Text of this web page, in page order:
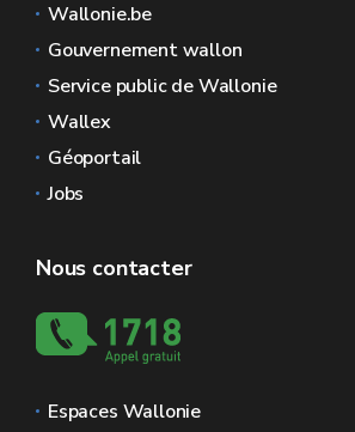
Wallonie.be
Gouvernement wallon
Service public de Wallonie
Wallex
Géoportail
Jobs
Nous contacter
Espaces Wallonie